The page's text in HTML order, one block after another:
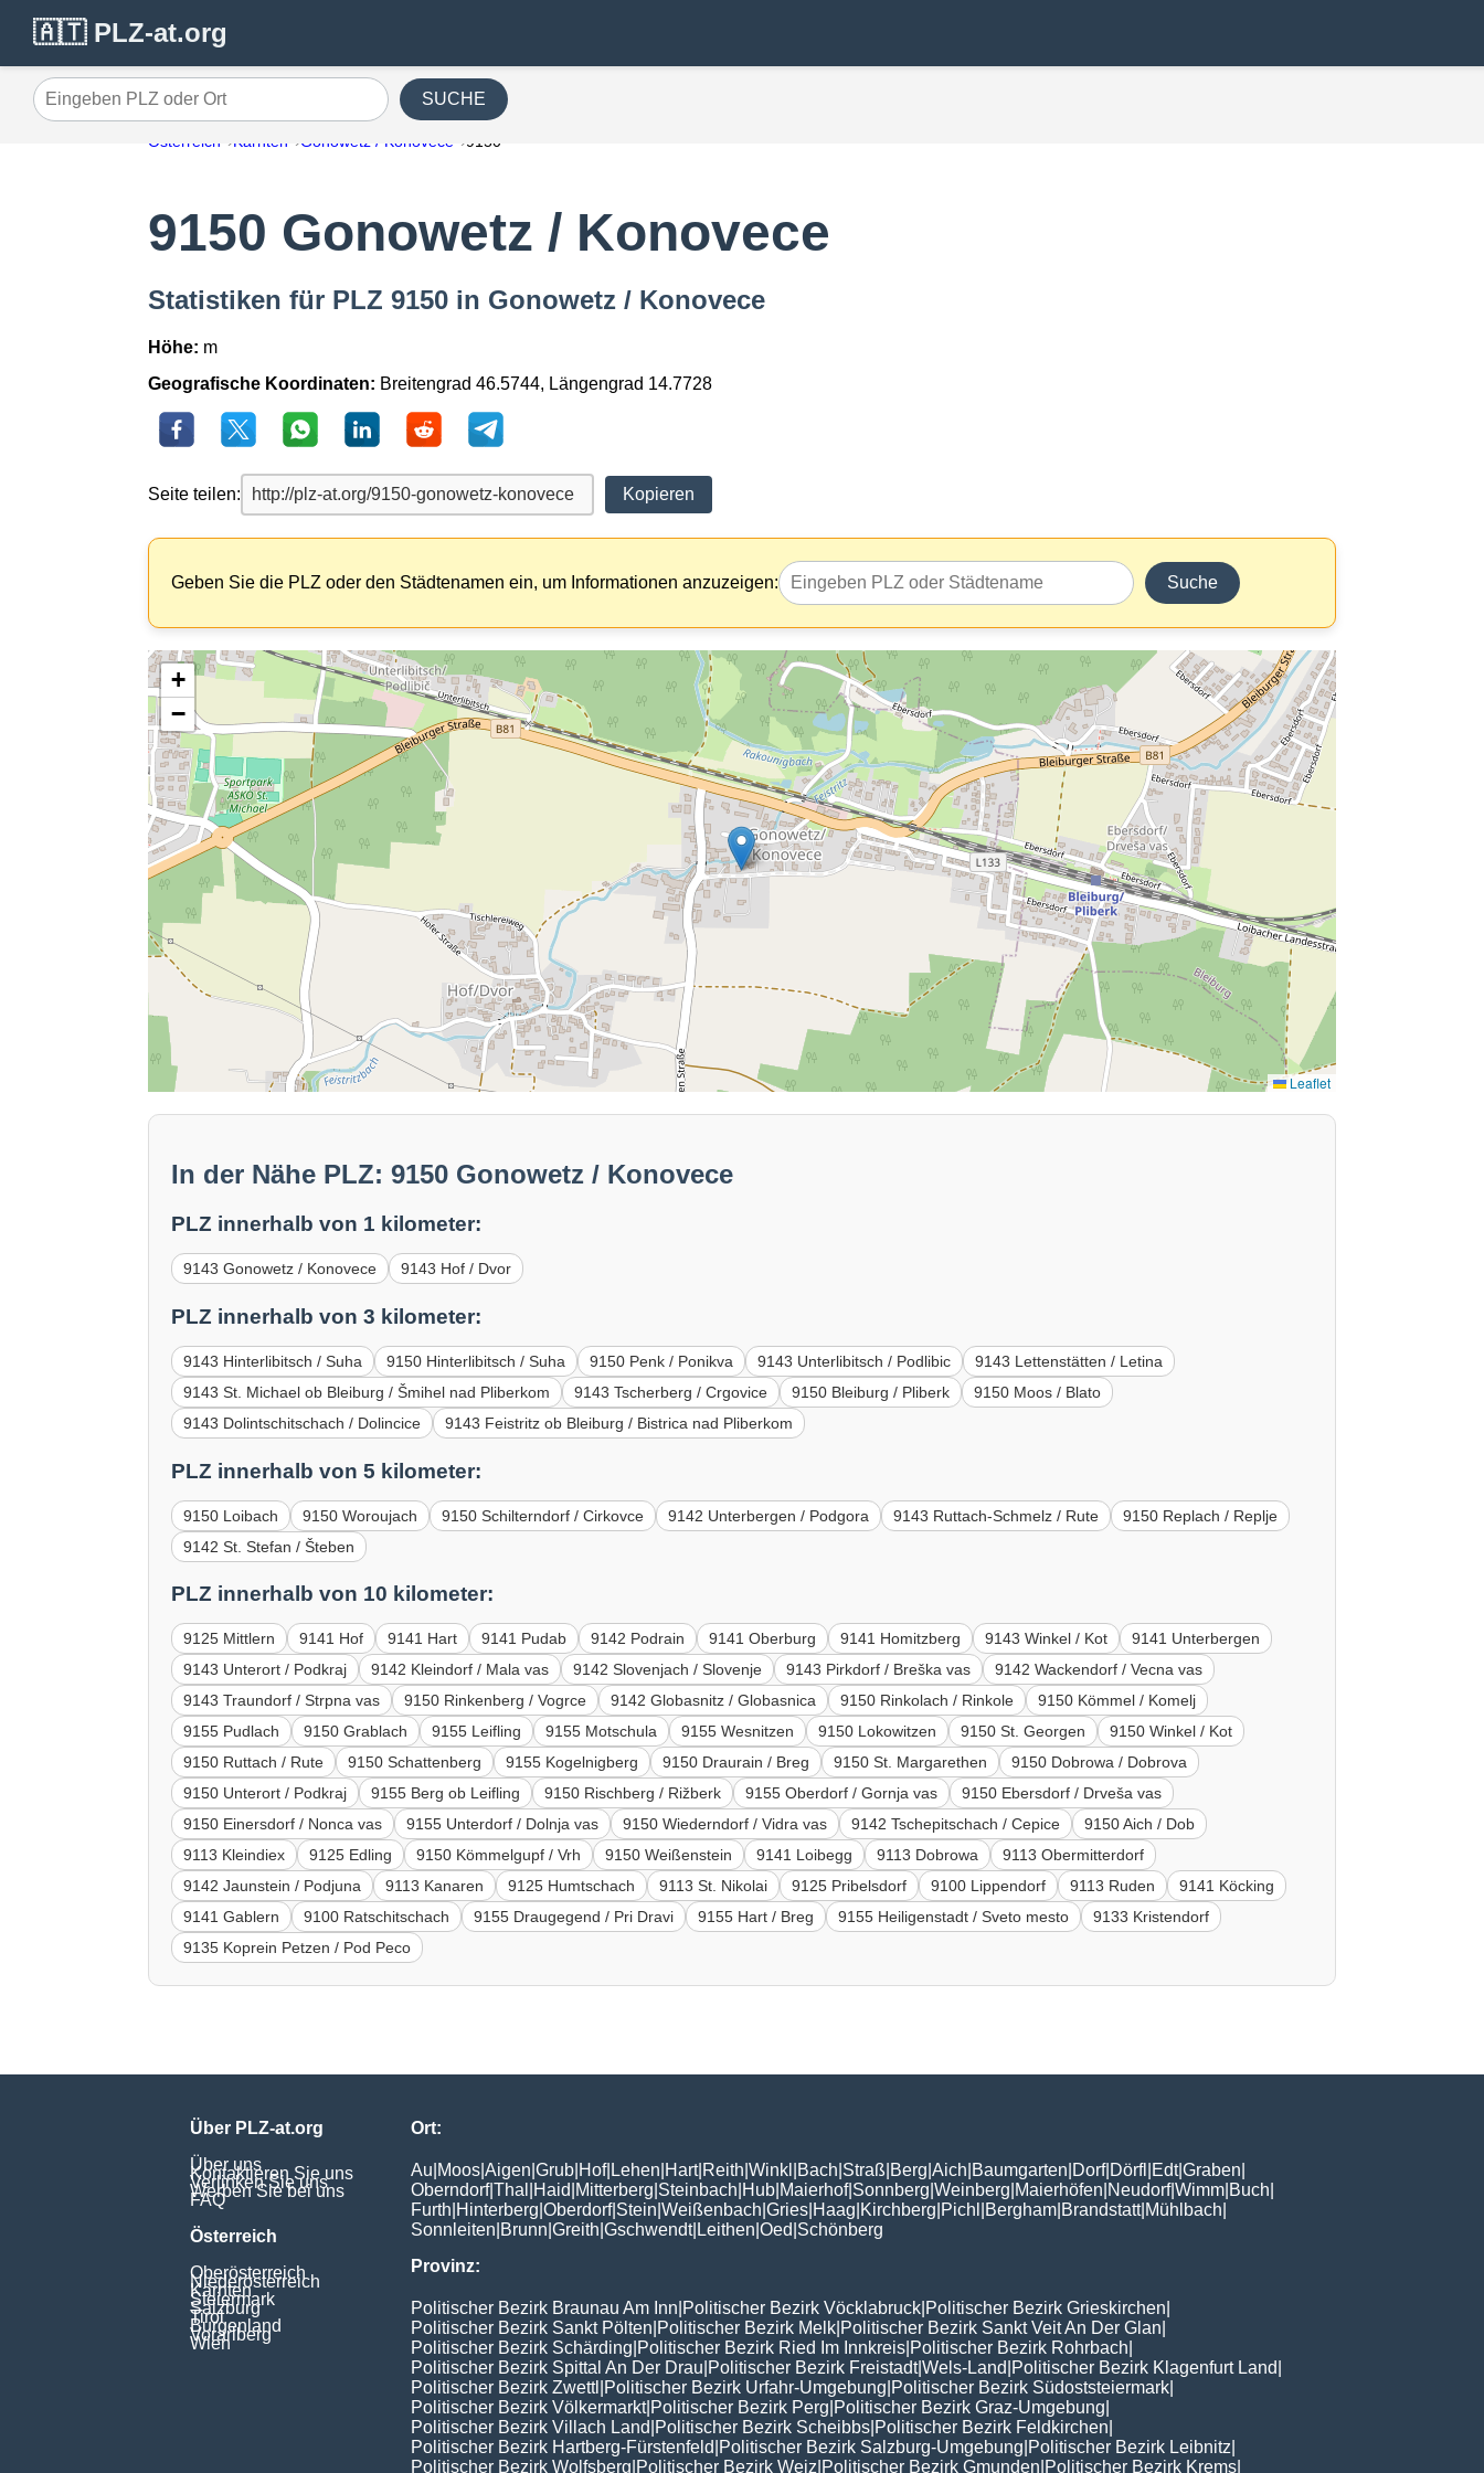
🇦🇹 PLZ-at.org
Eingeben PLZ oder Ort SUCHE
Österreich Kärnten Gonowetz / Konovece 9150
9150 Gonowetz / Konovece
Statistiken für PLZ 9150 in Gonowetz / Konovece
Höhe: m
Geografische Koordinaten: Breitengrad 46.5744, Längengrad 14.7728
Seite teilen: Kopieren
Geben Sie die PLZ oder den Städtenamen ein, um Informationen anzuzeigen: Suche
+
−
Leaflet
In der Nähe PLZ: 9150 Gonowetz / Konovece
PLZ innerhalb von 1 kilometer:
9143 Gonowetz / Konovece 9143 Hof / Dvor
PLZ innerhalb von 3 kilometer:
9143 Hinterlibitsch / Suha 9150 Hinterlibitsch / Suha 9150 Penk / Ponikva 9143 Unterlibitsch / Podlibic
9143 Lettenstätten / Letina
9143 St. Michael ob Bleiburg / Šmihel nad Pliberkom
9143 Tscherberg / Crgovice 9150 Bleiburg / Pliberk
9150 Moos / Blato
9143 Dolintschitschach / Dolincice
9143 Feistritz ob Bleiburg / Bistrica nad Pliberkom
PLZ innerhalb von 5 kilometer:
9150 Loibach 9150 Woroujach 9150 Schilterndorf / Cirkovce 9142 Unterbergen / Podgora 9143 Ruttach-Schmelz / Rute
9150 Replach / Replje
9142 St. Stefan / Šteben
PLZ innerhalb von 10 kilometer:
9125 Mittlern 9141 Hof 9141 Hart 9141 Pudab 9142 Podrain 9141 Oberburg 9141 Homitzberg 9143 Winkel / Kot
9141 Unterbergen
9143 Unterort / Podkraj
9142 Kleindorf / Mala vas 9142 Slovenjach / Slovenje 9143 Pirkdorf / Breška vas
9142 Wackendorf / Vecna vas
9143 Traundorf / Strpna vas
9150 Rinkenberg / Vogrce 9142 Globasnitz / Globasnica 9150 Rinkolach / Rinkole
9150 Kömmel / Komelj
9155 Pudlach
9150 Grablach 9155 Leifling 9155 Motschula 9155 Wesnitzen 9150 Lokowitzen 9150 St. Georgen
9150 Winkel / Kot
9150 Ruttach / Rute
9150 Schattenberg 9155 Kogelnigberg 9150 Draurain / Breg 9150 St. Margarethen
9150 Dobrowa / Dobrova
9150 Unterort / Podkraj
9155 Berg ob Leifling 9150 Rischberg / Rižberk 9155 Oberdorf / Gornja vas
9150 Ebersdorf / Drveša vas
9150 Einersdorf / Nonca vas
9155 Unterdorf / Dolnja vas 9150 Wiederndorf / Vidra vas 9142 Tschepitschach / Cepice
9150 Aich / Dob
9113 Kleindiex
9125 Edling 9150 Kömmelgupf / Vrh 9150 Weißenstein 9141 Loibegg 9113 Dobrowa
9113 Obermitterdorf
9142 Jaunstein / Podjuna
9113 Kanaren 9125 Humtschach 9113 St. Nikolai 9125 Pribelsdorf 9100 Lippendorf 9113 Ruden
9141 Köcking
9141 Gablern
9100 Ratschitschach 9155 Draugegend / Pri Dravi 9155 Hart / Breg 9155 Heiligenstadt / Sveto mesto
9133 Kristendorf
9135 Koprein Petzen / Pod Peco
Über PLZ-at.org
Über uns
Kontaktieren Sie uns
Verlinken Sie uns
Werben Sie bei uns
FAQ
Österreich
Oberösterreich
Niederösterreich
Kärnten
Steiermark
Salzburg
Tirol
Burgenland
Vorarlberg
Wien
Ort:
Au Moos Aigen Grub Hof| Lehen Hart| Reith Winkl Bach Straß Berg Aich Baumgarten Dorf| Dörfl Edt|Graben
Oberndorf|Thal Haid Mitterberg Steinbach Hub Maierhof| Sonnberg Weinberg Maierhöfen Neudorf|Wimm Buch
Furth Hinterberg Oberdorf| Stein Weißenbach Gries Haag Kirchberg Pichl Bergham Brandstatt| Mühlbach
Sonnleiten Brunn Greith Gschwendt| Leithen Oed Schönberg
Provinz:
Politischer Bezirk Braunau Am Inn Politischer Bezirk Vöcklabruck Politischer Bezirk Grieskirchen
Politischer Bezirk Sankt Pölten Politischer Bezirk Melk Politischer Bezirk Sankt Veit An Der Glan
Politischer Bezirk Schärding Politischer Bezirk Ried Im Innkreis Politischer Bezirk Rohrbach
Politischer Bezirk Spittal An Der Drau Politischer Bezirk Freistadt|Wels-Land Politischer Bezirk Klagenfurt Land
Politischer Bezirk Zwettl Politischer Bezirk Urfahr-Umgebung Politischer Bezirk Südoststeiermark
Politischer Bezirk Völkermarkt| Politischer Bezirk Perg Politischer Bezirk Graz-Umgebung
Politischer Bezirk Villach Land Politischer Bezirk Scheibbs Politischer Bezirk Feldkirchen
Politischer Bezirk Hartberg-Fürstenfeld Politischer Bezirk Salzburg-Umgebung Politischer Bezirk Leibnitz
Politischer Bezirk Wolfsberg Politischer Bezirk Weiz Politischer Bezirk Gmunden Politischer Bezirk Krems